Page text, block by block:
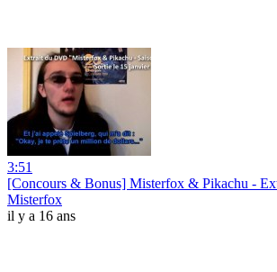
3:51
[Concours & Bonus] Misterfox & Pikachu -
Misterfox
il y a 16 ans